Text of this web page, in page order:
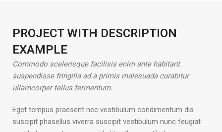
PROJECT WITH DESCRIPTION
EXAMPLE
Commodo scelerisque facilisis enim ante habitant
suspendisse fringilla ad a primis malesuada curabitur
ullamcorper tellus fermentum.
Eget tempus praesent nec vestibulum condimentum dis
suscipit phasellus viverra suscipit vestibulum nunc feugiat